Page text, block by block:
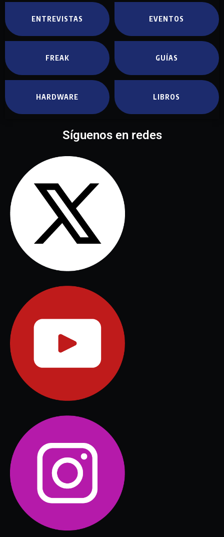
ENTREVISTAS EVENTOS
FREAK GUÍAS
HARDWARE LIBROS
Síguenos en redes